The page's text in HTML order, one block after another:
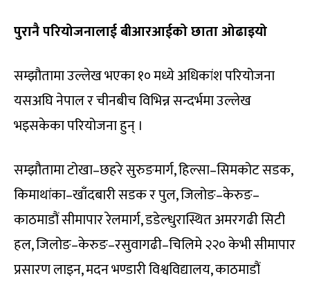
पुरानै परियोजनालाई बीआरआईको छाता ओढाइयो
सम्झौतामा उल्लेख भएका १० मध्ये अधिकांश परियोजना
यसअघि नेपाल र चीनबीच विभिन्न सन्दर्भमा उल्लेख
भइसकेका परियोजना हुन् ।
सम्झौतामा टोखा–छहरे सुरुङमार्ग, हिल्सा–सिमकोट सडक,
किमाथांका–खाँदबारी सडक र पुल, जिलोङ–केरुङ–
काठमाडौं सीमापार रेलमार्ग, डडेल्धुरास्थित अमरगढी सिटी
हल, जिलोङ–केरुङ–रसुवागढी–चिलिमे २२० केभी सीमापार
प्रसारण लाइन, मदन भण्डारी विश्वविद्यालय, काठमाडौं